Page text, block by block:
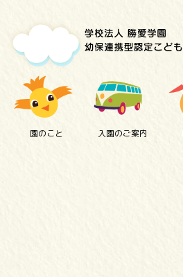
園のこと 入園のご案内